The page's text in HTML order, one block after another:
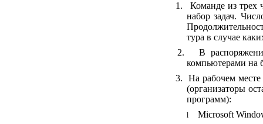
1.
Команде из трех
набор задач.
тура в случае
2.
В
компьютерами на
3.
На рабочем
(организаторы
программ):
l Microsoft